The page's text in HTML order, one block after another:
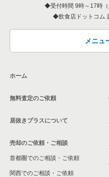
千葉市花見川区の飲食店の居抜
我孫子市の飲食店の居抜き売却
千葉市稲毛区の飲食店の居抜き
流山市の飲食店の居抜き売却物
千葉市緑区の飲食店の居抜き売
白井市の飲食店の居抜き売却
千葉県の洋食の居抜き売却物件
千葉県のその他の居抜き売却物
受付時間 9時～17時
飲食店ドットコム
メニュ
ホーム
無料査定のご依頼
居抜きプラスについて
売却のご依頼・ご相談
首都圏でのご相談・ご依頼
関西でのご相談・ご依頼